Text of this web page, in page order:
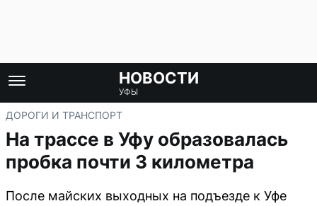
НОВОСТИ
УФЫ
ДОРОГИ И ТРАНСПОРТ
На трассе в Уфу образовалась
пробка почти 3 километра
После майских выходных на подъезде к Уфе